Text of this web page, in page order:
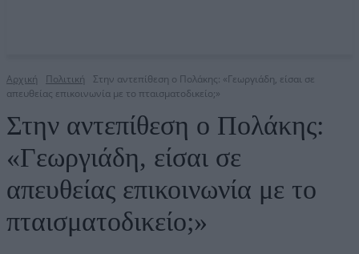
Αρχική Πολιτική
Στην αντεπίθεση ο Πολάκης: «Γεωργιάδη, είσαι σε
απευθείας επικοινωνία με το πταισματοδικείο;»
Στην αντεπίθεση ο Πολάκης:
«Γεωργιάδη, είσαι σε
απευθείας επικοινωνία με το
πταισματοδικείο;»